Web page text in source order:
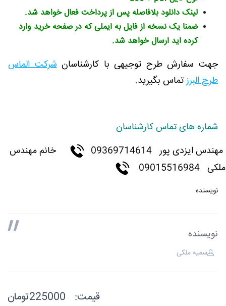
لینک دانلود بلافاصله پس از پرداخت فعال خواهد شد.
ضمنا یک نسخه از فایل به ایملی که در صفحه خرید وارد
کرده اید ارسال خواهد شد.
جهت سفارش طرح توجیهی با کارشناسانشرکت الماس
طرح البرزتماس بگیرید.
شماره های تماس کارشناسان
مهندس ایزدی پور 09369714614
خانم مهندس
ملکی 09015516984
نویسنده
نویسنده
سمیه ملکی
قیمت: